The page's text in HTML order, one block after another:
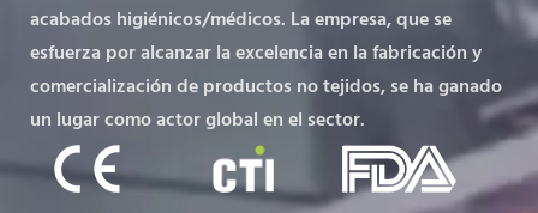
acabados higiénicos/médicos. La empresa, que se
esfuerza por alcanzar la excelencia en la fabricación y
comercialización de productos no tejidos, se ha ganado
un lugar como actor global en el sector.